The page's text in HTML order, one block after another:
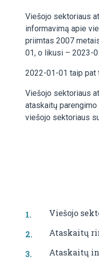
Viešojo sektoriaus
informavimą apie
priimtas 2007
01, o likusi – 2023-
2022-01-01 taip pat
Viešojo sektoriaus
ataskaitų
viešojo sektoriaus
Viešojo
Ataskaitų
Ataskaitų